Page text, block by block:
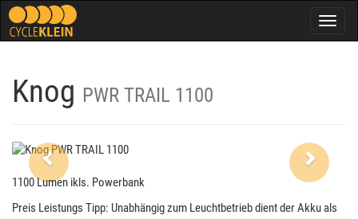
Knog PWR TRAIL 1100
Previous Next
1100 Lumen ikls. Powerbank
Preis Leistungs Tipp: Unabhängig zum Leuchtbetrieb dient der Akku als